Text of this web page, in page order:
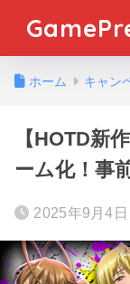
ホーム キャン
【HOTD新
ーム化！事
2025年9月4日